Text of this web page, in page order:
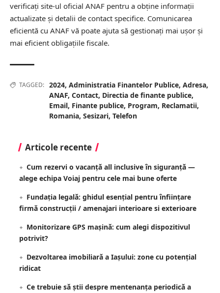
verificați site-ul oficial ANAF pentru a obține informații
actualizate și detalii de contact specifice. Comunicarea
eficientă cu ANAF vă poate ajuta să gestionați mai ușor și
mai eficient obligațiile fiscale.
TAGGED: 2024, Administratia Finantelor Publice, Adresa,
ANAF, Contact, Directia de finante publice,
Email, Finante publice, Program, Reclamatii,
Romania, Sesizari, Telefon
Articole recente
Cum rezervi o vacanță all inclusive în siguranță —
alege echipa Voiaj pentru cele mai bune oferte
Fundația legală: ghidul esențial pentru înființare
firmă construcții / amenajari interioare si exterioare
Monitorizare GPS mașină: cum alegi dispozitivul
potrivit?
Dezvoltarea imobiliară a Iașului: zone cu potențial
ridicat
Ce trebuie să știi despre mentenanța periodică a